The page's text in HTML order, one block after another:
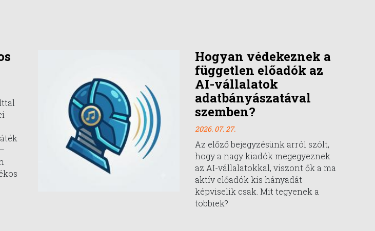
Hogyan védekeznek a
független előadók az
AI-vállalatok
adatbányászatával
szemben?
2026. 07. 27.
Az előző bejegyzésünk arról szólt,
hogy a nagy kiadók megegyeznek
az AI-vállalatokkal, viszont ők a ma
aktív előadók kis hányadát
képviselik csak. Mit tegyenek a
többiek?